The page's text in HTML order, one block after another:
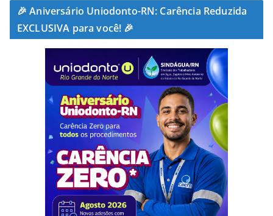
🎉 Aniversário Uniodonto-RN: Carência Reduzida
EXCLUSIVA para você! 🎉